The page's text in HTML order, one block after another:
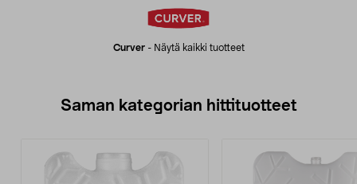
Curver- Näytä kaikki tuotteet
Saman kategorian hittituotteet